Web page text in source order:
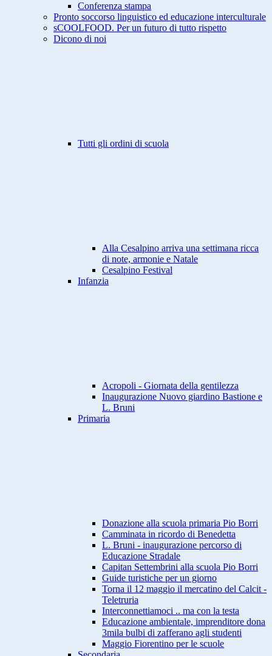
Conferenza stampa
Pronto soccorso linguistico ed educazione interculturale
sCOOLFOOD. Per un futuro di tutto rispetto
Dicono di noi
Tutti gli ordini di scuola
Alla Cesalpino arriva una settimana ricca
di note, armonie e Natale
Cesalpino Festival
Infanzia
Acropoli - Giornata della gentilezza
Inaugurazione Nuovo giardino Bastione e
L. Bruni
Primaria
Donazione alla scuola primaria Pio Borri
Camminata in ricordo di Benedetta
L. Bruni - inaugurazione percorso di
Educazione Stradale
Capitan Settembrini alla scuola Pio Borri
Guide turistiche per un giorno
Torna il 12 maggio il mercatino del Calcit -
Teletruria
Interconnettiamoci .. ma con la testa
Educazione ambientale, imprenditore dona
3mila bulbi di zafferano agli studenti
Maggio Fiorentino per le scuole